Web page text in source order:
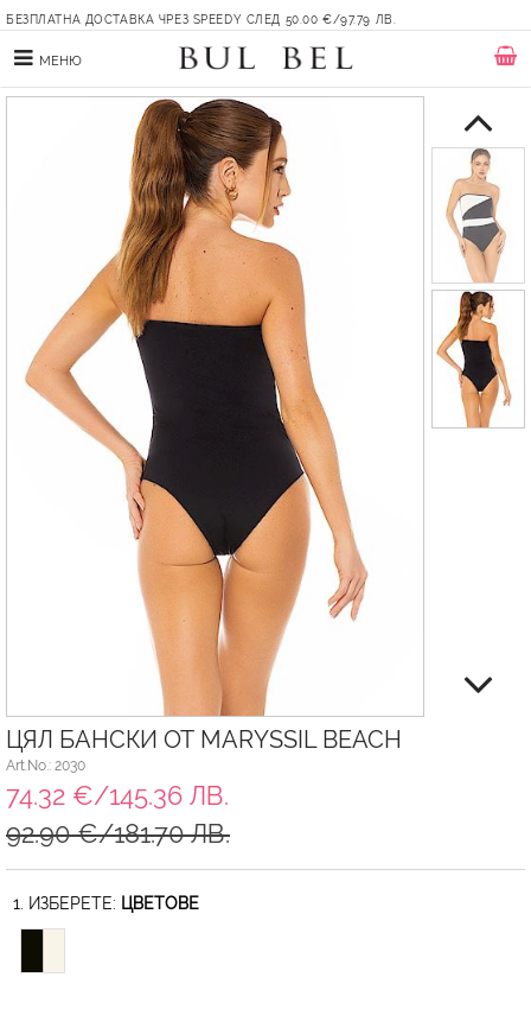
БЕЗПЛАТНА ДОСТАВКА ЧРЕЗ SPEEDY СЛЕД 50.00 €/97.79 ЛВ.
МЕНЮ
ЦЯЛ БАНСКИ ОТ MARYSSIL BEACH
Art.No.: 2030
74.32 €/145.36 ЛВ.
92.90 €/181.70 ЛВ.
1. ИЗБЕРЕТЕ: ЦВЕТОВЕ